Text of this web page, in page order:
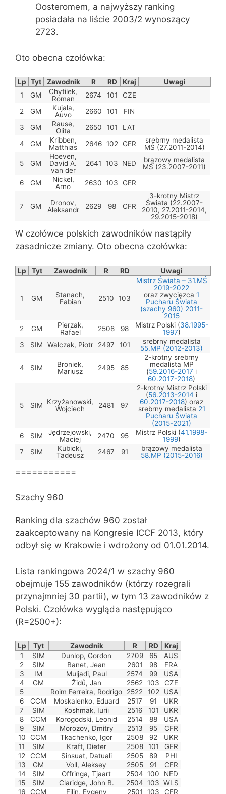
Oosteromem, a najwyższy ranking
posiadała na liście 2003/2 wynoszący
2723.
Oto obecna czołówka:
Lp Tyt Zawodnik R RD Kraj
Uwagi
1
GM
Chytilek,
Roman
2674 101
CZE
2
GM
Kujala,
Auvo
2660 101
FIN
3
GM
Rause,
Olita
2650 101
LAT
4
GM
Kribben,
Matthias
2646 102 GER
srebrny medalista
MŚ (27.2011-2014)
5
GM
Hoeven,
David A.
van der
2641 103 NED
brązowy medalista
MŚ (23.2007-2011)
6
GM
Nickel,
Arno
2630 103 GER
7 GM
Dronov,
Aleksandr
2629 98 CFR
3-krotny Mistrz
Świata (22.2007-
2010, 27.2011-2014,
29.2015-2018)
W czołówce polskich zawodników nastąpiły
zasadnicze zmiany. Oto obecna czołówka:
Lp Tyt Zawodnik R RD Uwagi
1 GM
Stanach,
Fabian
2510 103
Mistrz Świata – 31.MŚ
2019-2022
oraz zwycięzca 1
Pucharu Świata
(szachy 960) 2011-
2015
2
GM
Pierzak,
Rafael
2508 98 Mistrz Polski (38.1995-
1997)
3
SIM Walczak, Piotr 2497 101
srebrny medalista
55.MP (2012-2013)
4 SIM
Broniek,
Mariusz
2495 85
2-krotny srebrny
medalista MP
(59.2016-2017 i
60.2017-2018)
5 SIM
Krzyżanowski,
Wojciech
2481 97
2-krotny Mistrz Polski
(56.2013-2014 i
60.2017-2018) oraz
srebrny medalista 21
Pucharu Świata
(2015-2021)
6
SIM
Jędrzejowski,
Maciej
2470 95 Mistrz Polski (41.1998-
1999)
7
SIM
Kubicki,
Tadeusz
2467 91
brązowy medalista
58.MP (2015-2016)
===========
Szachy 960
Ranking dla szachów 960 został
zaakceptowany na Kongresie ICCF 2013, który
odbył się w Krakowie i wdrożony od 01.01.2014.
Lista rankingowa 2024/1 w szachy 960
obejmuje 155 zawodników (którzy rozegrali
przynajmniej 30 partii), w tym 13 zawodników z
Polski. Czołówka wygląda następująco
(R=2500+):
Lp Tyt Zawodnik R RD
Kraj
1
SIM Dunlop, Gordon 2709 65
AUS
2
SIM Banet, Jean 2601 98
FRA
3
IM Muljadi, Paul 2574 99
USA
4
GM Židů, Jan 2562 103
CZE
5
Roim Ferreira, Rodrigo 2522 102
USA
6
CCM Moskalenko, Eduard 2517 91
UKR
7
SIM Koshmak, Iurii 2516 101
UKR
8
CCM Korogodski, Leonid 2514 88
USA
9
SIM Morozov, Dmitry 2513 95
CFR
10
CCM Tkachenko, Igor 2508 92
UKR
11
SIM Kraft, Dieter 2508 101
GER
12
CCM Sinsuat, Datuali 2505 89
PHI
13
GM Voll, Aleksey 2505 91
CFR
14
SIM Offringa, Tjaart 2504 100
NED
15
SIM Claridge, John B. 2504 103 WLS
16
CCM Filin, Evgeny 2501 103 CFR